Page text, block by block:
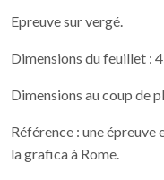
Epreuve sur vergé.
Dimensions du feuillet :
Dimensions au coup de
Référence : une
la grafica à Rome.